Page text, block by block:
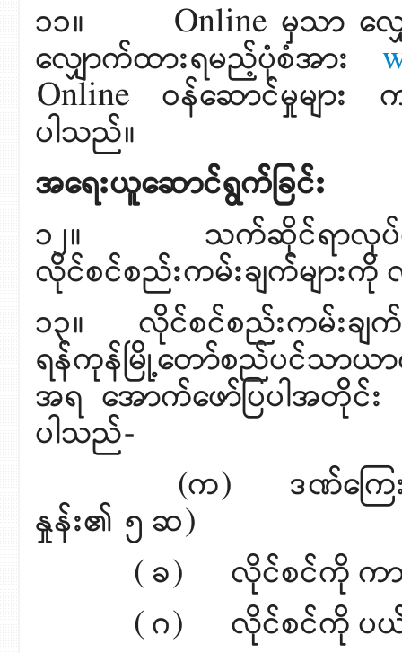
၁၁။ Online မှသာ လျှော
လျှောက်ထားရမည့်ပုံစံအား
Online ဝန်ဆောင်မှုများ
ပါသည်။
အရေးယူဆောင်ရွက်ခြင်း
၁၂။ သက်ဆိုင်ရာလုပ်င
လိုင်စင်စည်းကမ်းချက်များ
၁၃။ လိုင်စင်စည်းကမ်းချက်
ရန်ကုန်မြို့တော်စည်ပင်သာယာ
အရ အောက်ဖော်ပြပါအတိုင်း
ပါသည်-
(က) ဒဏ်ကြေးငွေ တ
နှုန်း၏ ၅ ဆ)
( ခ) လိုင်စင်ကို ကာလအ
( ဂ) လိုင်စင်ကို ပယ်ဖျ